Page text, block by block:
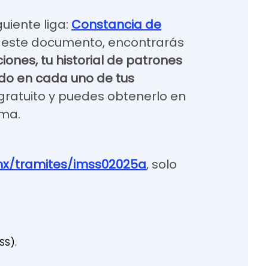
liga: Constancia de
este documento, encontrarás
tu historial de patrones
en cada uno de tus
y puedes obtenerlo en
tramites/imss02025a, solo